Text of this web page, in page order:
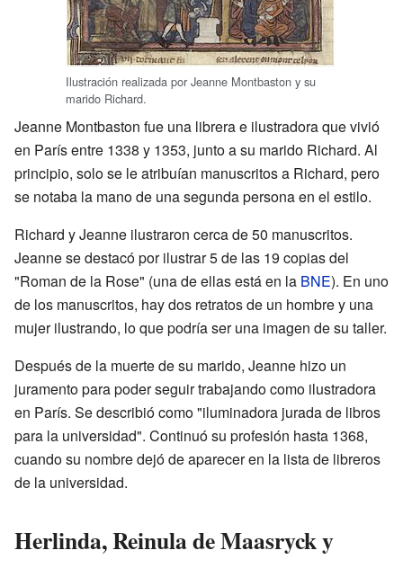
Ilustración realizada por Jeanne Montbaston y su
marido Richard.
Jeanne Montbaston fue una librera e ilustradora que vivió
en París entre 1338 y 1353, junto a su marido Richard. Al
principio, solo se le atribuían manuscritos a Richard, pero
se notaba la mano de una segunda persona en el estilo.
Richard y Jeanne ilustraron cerca de 50 manuscritos.
Jeanne se destacó por ilustrar 5 de las 19 copias del
"Roman de la Rose" (una de ellas está en la BNE). En uno
de los manuscritos, hay dos retratos de un hombre y una
mujer ilustrando, lo que podría ser una imagen de su taller.
Después de la muerte de su marido, Jeanne hizo un
juramento para poder seguir trabajando como ilustradora
en París. Se describió como "iluminadora jurada de libros
para la universidad". Continuó su profesión hasta 1368,
cuando su nombre dejó de aparecer en la lista de libreros
de la universidad.
Herlinda, Reinula de Maasryck y